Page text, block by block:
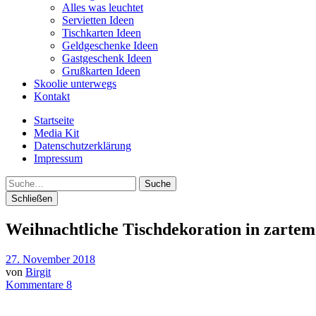
Alles was leuchtet
Servietten Ideen
Tischkarten Ideen
Geldgeschenke Ideen
Gastgeschenk Ideen
Grußkarten Ideen
Skoolie unterwegs
Kontakt
Startseite
Media Kit
Datenschutzerklärung
Impressum
Suche
Schließen
Weihnachtliche Tischdekoration in
27. November 2018
von Birgit
Kommentare 8